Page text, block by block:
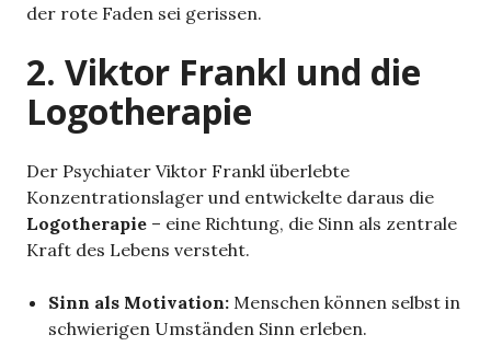
der rote Faden sei gerissen.
2. Viktor Frankl und die
Logotherapie
Der Psychiater Viktor Frankl überlebte
Konzentrationslager und entwickelte daraus die
Logotherapie – eine Richtung, die Sinn als zentrale
Kraft des Lebens versteht.
Sinn als Motivation: Menschen können selbst in
schwierigen Umständen Sinn erleben.